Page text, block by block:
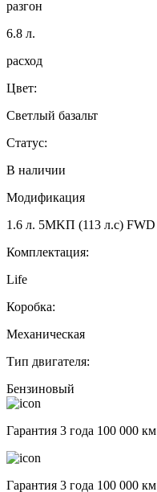
разгон
6.8 л.
расход
Цвет:
Светлый базальт
Статус:
В наличии
Модификация
1.6 л. 5MKП (113 л.с) FWD
Комплектация:
Life
Коробка:
Механическая
Тип двигателя:
Бензиновый
Гарантия 3 года 100 000 км
Гарантия 3 года 100 000 км